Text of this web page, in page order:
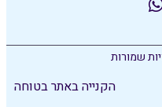
הקנייה באתר בטוחה